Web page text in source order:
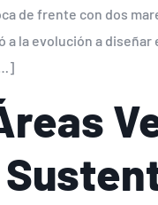
de frente con dos
a la evolución a